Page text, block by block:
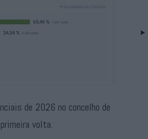
de 2026 no concelho de
volta.